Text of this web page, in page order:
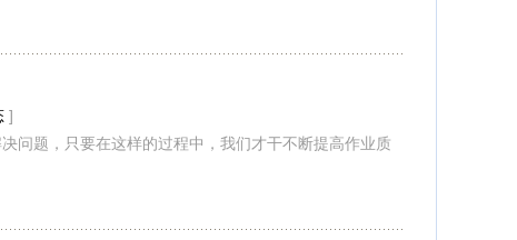
]
问题，只要在这样的过程中，我们才干不断提高作业质